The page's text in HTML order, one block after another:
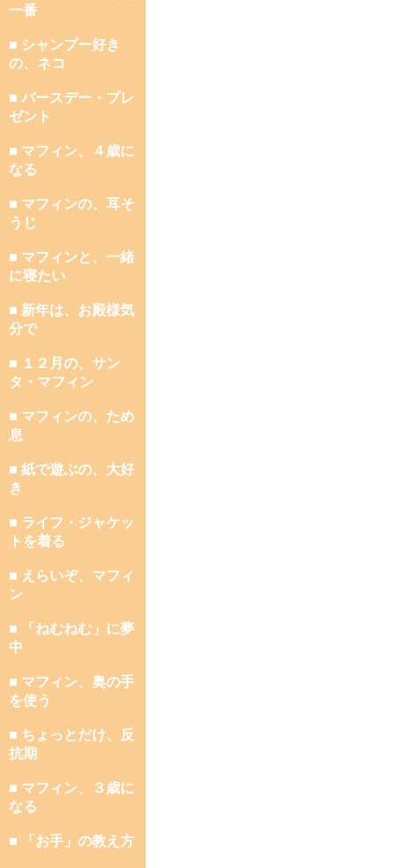
一番
■ シャンプー好き
の、ネコ
■ バースデー・プレ
ゼント
■ マフィン、４歳に
なる
■ マフィンの、耳そ
うじ
■ マフィンと、一緒
に寝たい
■ 新年は、お殿様気
分で
■ １２月の、サン
タ・マフィン
■ マフィンの、ため
息
■ 紙で遊ぶの、大好
き
■ ライフ・ジャケッ
トを着る
■ えらいぞ、マフィ
ン
■ 「ねむねむ」に夢
中
■ マフィン、奥の手
を使う
■ ちょっとだけ、反
抗期
■ マフィン、３歳に
なる
■ 「お手」の教え方